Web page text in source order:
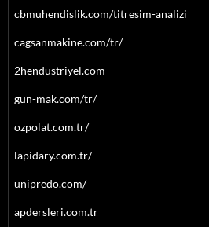
cbmuhendislik.com/titresim-analizi
cagsanmakine.com/tr/
2hendustriyel.com
gun-mak.com/tr/
ozpolat.com.tr/
lapidary.com.tr/
unipredo.com/
apdersleri.com.tr